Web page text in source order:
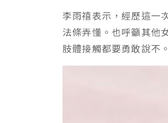
李雨禧表示，經歷這一
法條弄懂。也呼籲其他
肢體接觸都要勇敢說不。